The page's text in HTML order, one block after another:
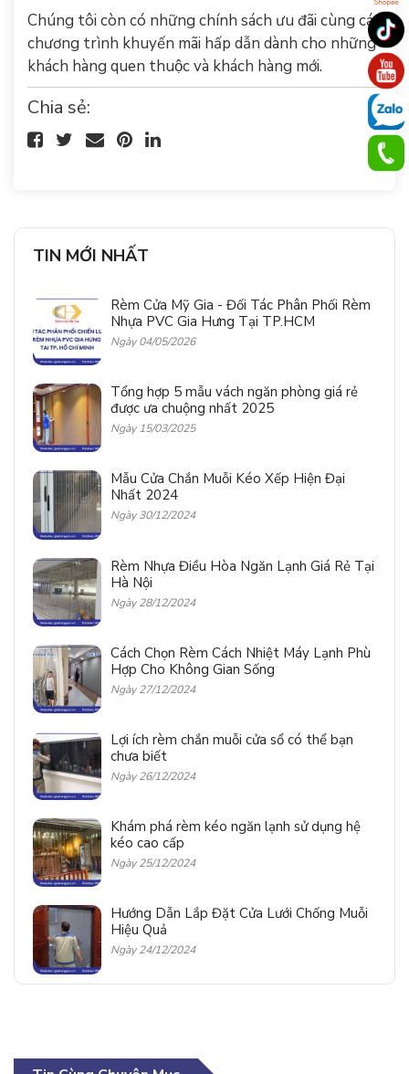
Chúng tôi còn có những chính sách ưu đãi cùng các
chương trình khuyến mãi hấp dẫn dành cho những
khách hàng quen thuộc và khách hàng mới.
Chia sẻ:
TIN MỚI NHẤT
Rèm Cửa Mỹ Gia - Đối Tác Phân Phối Rèm
Nhựa PVC Gia Hưng Tại TP.HCM
Ngày 04/05/2026
Tổng hợp 5 mẫu vách ngăn phòng giá rẻ
được ưa chuộng nhất 2025
Ngày 15/03/2025
Mẫu Cửa Chắn Muỗi Kéo Xếp Hiện Đại
Nhất 2024
Ngày 30/12/2024
Rèm Nhựa Điều Hòa Ngăn Lạnh Giá Rẻ Tại
Hà Nội
Ngày 28/12/2024
Cách Chọn Rèm Cách Nhiệt Máy Lạnh Phù
Hợp Cho Không Gian Sống
Ngày 27/12/2024
Lợi ích rèm chắn muỗi cửa sổ có thể bạn
chưa biết
Ngày 26/12/2024
Khám phá rèm kéo ngăn lạnh sử dụng hệ
kéo cao cấp
Ngày 25/12/2024
Hướng Dẫn Lắp Đặt Cửa Lưới Chống Muỗi
Hiệu Quả
Ngày 24/12/2024